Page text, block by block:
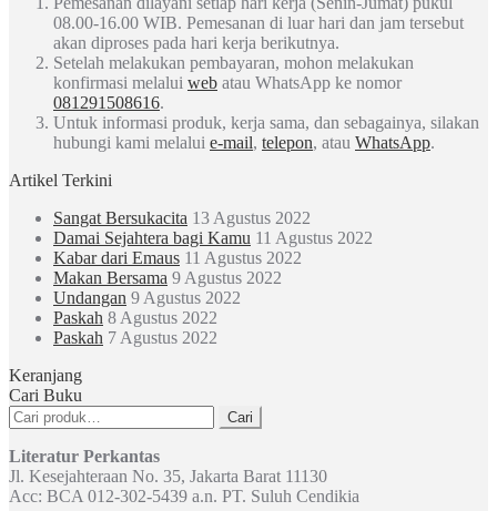
08.00-16.00 WIB. Pemesanan di luar hari dan jam tersebut
akan diproses pada hari kerja berikutnya.
Setelah melakukan pembayaran, mohon melakukan
konfirmasi melalui web atau WhatsApp ke nomor
081291508616.
Untuk informasi produk, kerja sama, dan sebagainya, silakan
hubungi kami melalui e-mail, telepon, atau WhatsApp.
Artikel Terkini
Sangat Bersukacita 13 Agustus 2022
Damai Sejahtera bagi Kamu 11 Agustus 2022
Kabar dari Emaus 11 Agustus 2022
Makan Bersama 9 Agustus 2022
Undangan 9 Agustus 2022
Paskah 8 Agustus 2022
Paskah 7 Agustus 2022
Keranjang
Cari Buku
Pencarian
untuk:
Cari
Literatur Perkantas
Jl. Kesejahteraan No. 35, Jakarta Barat 11130
Acc: BCA 012-302-5439 a.n. PT. Suluh Cendikia